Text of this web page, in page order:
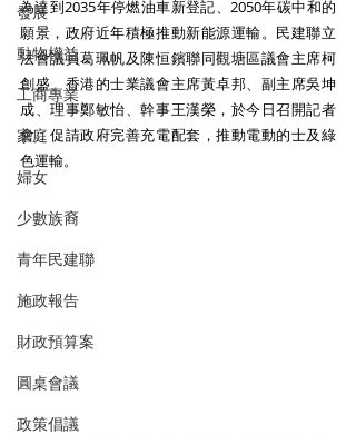
發展
動物權益
工商專業
家庭
婦女
少數族裔
青年民建聯
施政報告
財政預算案
圓桌會議
政策倡議
為達到2035年停燃油車新登記、2050年碳中和的
願景，政府近年積極推動新能源運輸。民建聯立
法會議員葛珮帆及陳恒鑌聯同觀塘區議會主席柯
創盛、香港的士業議會主席黃卓邦、副主席吳坤
成、理事鄭敏怡、幹事王漢榮，於今日召開記者
會，促請政府完善充電配套，推動電動的士及綠
色運輸。